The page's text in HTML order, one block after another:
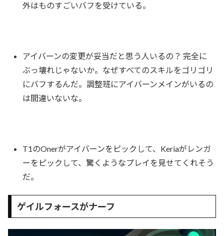
外はものすごいバフを受けている。
アイバーンの変更が妥当だと思う人いるの？ 完全に
ぶっ壊れじゃないか。なぜすべてのスキルをゴリゴリ
にバフするんだ。調整班にアイバーンメインがいるの
は間違いないな。
T1のOnerがアイバーンをピックして、Keriaがレンガ
ーをピックして、驚くようなプレイを見せてくれそう
だ。
ゲイルフォースがナーフ